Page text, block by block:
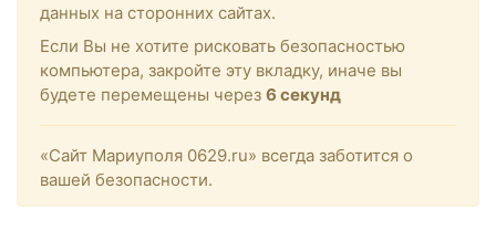
данных на сторонних сайтах.
Если Вы не хотите рисковать безопасностью
компьютера, закройте эту вкладку, иначе вы
будете перемещены через 6 секунд
«Сайт Мариуполя 0629.ru» всегда заботится о
вашей безопасности.